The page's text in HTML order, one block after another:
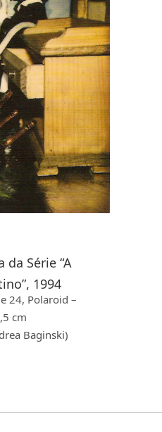
da Série “A
1994
24, Polaroid –
cm
Baginski)